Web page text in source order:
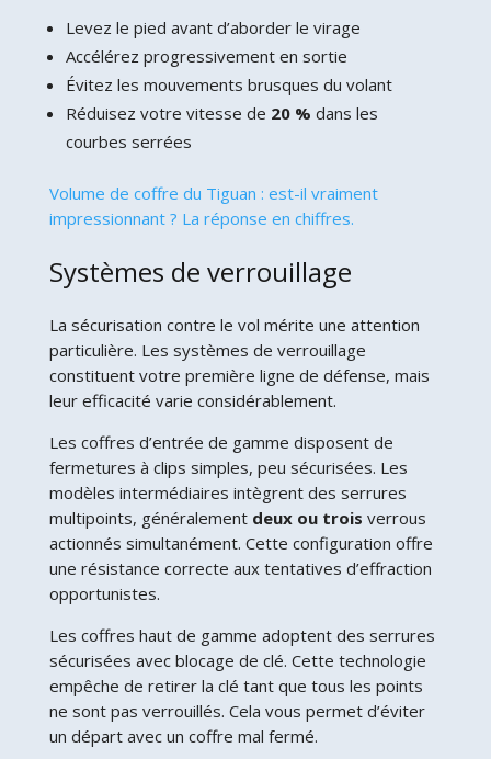
Levez le pied avant d’aborder le virage
Accélérez progressivement en sortie
Évitez les mouvements brusques du volant
Réduisez votre vitesse de 20 % dans les
courbes serrées
Volume de coffre du Tiguan : est-il vraiment
impressionnant ? La réponse en chiffres.
Systèmes de verrouillage
La sécurisation contre le vol mérite une attention
particulière. Les systèmes de verrouillage
constituent votre première ligne de défense, mais
leur efficacité varie considérablement.
Les coffres d’entrée de gamme disposent de
fermetures à clips simples, peu sécurisées. Les
modèles intermédiaires intègrent des serrures
multipoints, généralement deux ou trois verrous
actionnés simultanément. Cette configuration offre
une résistance correcte aux tentatives d’effraction
opportunistes.
Les coffres haut de gamme adoptent des serrures
sécurisées avec blocage de clé. Cette technologie
empêche de retirer la clé tant que tous les points
ne sont pas verrouillés. Cela vous permet d’éviter
un départ avec un coffre mal fermé.